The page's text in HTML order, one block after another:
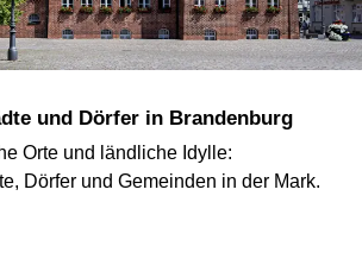
und Dörfer in Brandenburg
Orte und ländliche Idylle:
Dörfer und Gemeinden in der Mark.